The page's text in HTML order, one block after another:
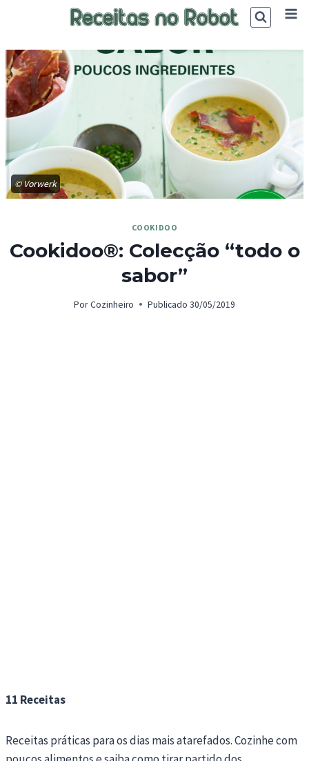
© Vorwerk
COOKIDOO
Cookidoo®: Colecção “todo o
sabor”
Por Cozinheiro Publicado 30/05/2019
11 Receitas
Receitas práticas para os dias mais atarefados. Cozinhe com